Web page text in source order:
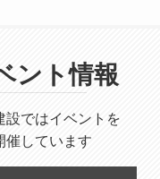
ント情報
設ではイベントを
催しています